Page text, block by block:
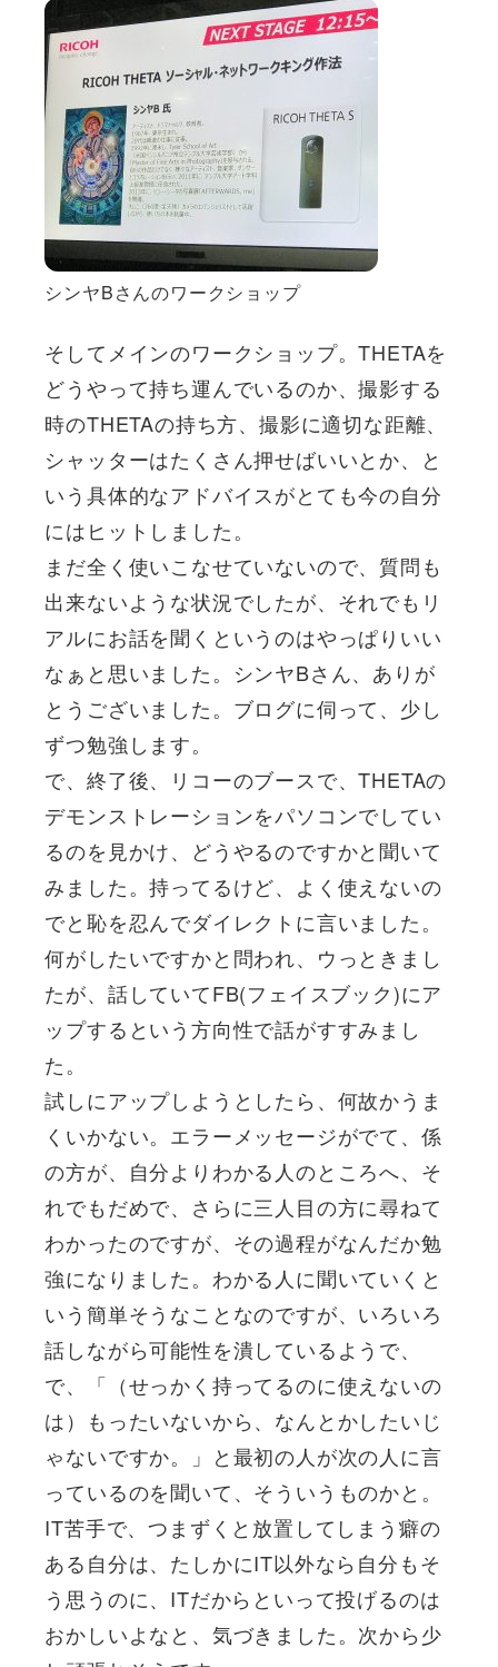
シンヤBさんのワークショップ
そしてメインのワークショップ。THETAを
どうやって持ち運んでいるのか、撮影する
時のTHETAの持ち方、撮影に適切な距離、
シャッターはたくさん押せばいいとか、と
いう具体的なアドバイスがとても今の自分
にはヒットしました。
まだ全く使いこなせていないので、質問も
出来ないような状況でしたが、それでもリ
アルにお話を聞くというのはやっぱりいい
なぁと思いました。シンヤBさん、ありが
とうございました。ブログに伺って、少し
ずつ勉強します。
で、終了後、リコーのブースで、THETAの
デモンストレーションをパソコンでしてい
るのを見かけ、どうやるのですかと聞いて
みました。持ってるけど、よく使えないの
でと恥を忍んでダイレクトに言いました。
何がしたいですかと問われ、ウっときまし
たが、話していてFB(フェイスブック)にア
ップするという方向性で話がすすみまし
た。
試しにアップしようとしたら、何故かうま
くいかない。エラーメッセージがでて、係
の方が、自分よりわかる人のところへ、そ
れでもだめで、さらに三人目の方に尋ねて
わかったのですが、その過程がなんだか勉
強になりました。わかる人に聞いていくと
いう簡単そうなことなのですが、いろいろ
話しながら可能性を潰しているようで、
で、「（せっかく持ってるのに使えないの
は）もったいないから、なんとかしたいじ
ゃないですか。」と最初の人が次の人に言
っているのを聞いて、そういうものかと。
IT苦手で、つまずくと放置してしまう癖の
ある自分は、たしかにIT以外なら自分もそ
う思うのに、ITだからといって投げるのは
おかしいよなと、気づきました。次から少